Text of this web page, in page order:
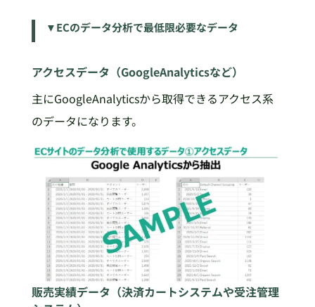
▼ECのデータ分析で最低限必要なデータ
アクセスデータ（GoogleAnalyticsなど）
主にGoogleAnalyticsから取得できるアクセス系
のデータになります。
販売実績データ（決済カートシステムや受注管理